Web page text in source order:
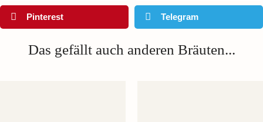
Pinterest Telegram
Das gefällt auch anderen Bräuten...